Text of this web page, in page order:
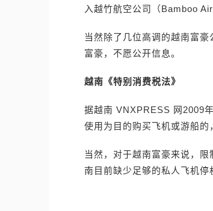
入越竹航空公司（Bamboo
当然除了几位高调的越南富
富豪，不愿公开信息。
越南《特别消费税法》
据越南 VNXPRESS 网2009
使用为目的购买飞机或游船的
当然，对于越南富豪来说，
南目前缺少足够的私人飞机停